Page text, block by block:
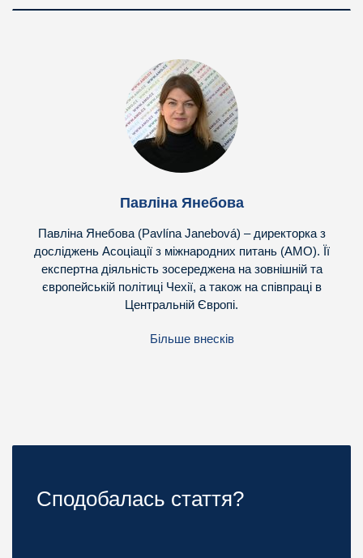
Павліна Янебова
Павліна Янебова (Pavlína Janebová) – директорка з
досліджень Асоціації з міжнародних питань (AMO). Її
експертна діяльність зосереджена на зовнішній та
європейській політиці Чехії, а також на співпраці в
Центральній Європі.
Більше внесків
Сподобалась стаття?